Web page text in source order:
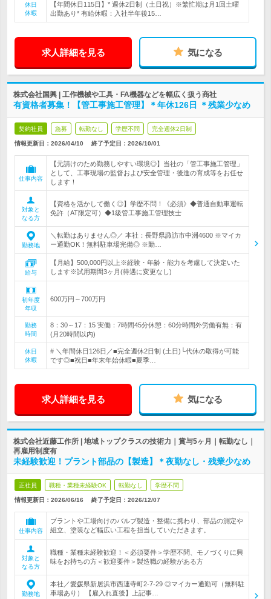
休日
休暇
【年間休日115日】* 週休2日制（土日祝）※繁忙期は月1回土曜
出勤あり* 有給休暇：入社半年後15…
求人詳細を見る 気になる
株式会社国興 | 工作機械や工具・FA機器などを幅広く扱う商社
有資格者募集！【管工事施工管理】＊年休126日 ＊残業少なめ
契約社員 急募 転勤なし 学歴不問 完全週休2日制
情報更新日：2026/04/10 終了予定日： 2026/10/01
仕事内容
【元請けのため勤務しやすい環境◎】当社の「管工事施工管理」
として、工事現場の監督および安全管理・後進の育成等をお任せ
します！
対象と
なる方
【資格を活かして働く◎】学歴不問！《必須》◆普通自動車運転
免許（AT限定可）◆1級管工事施工管理技士
勤務地
＼転勤はありません◎／ 本社：長野県諏訪市中洲4600 ※マイカ
ー通勤OK！無料駐車場完備◎ ※勤…
給与
【月給】500,000円以上※経験・年齢・能力を考慮して決定いた
します※試用期間3ヶ月(待遇に変更なし)
初年度
年収
600万円～700万円
勤務
時間
8：30～17：15 実働：7時間45分休憩：60分時間外労働有無：有
(月20時間以内)
休日
休暇
# ＼年間休日126日／■完全週休2日制 (土日)└代休の取得が可能
です◎■祝日■年末年始休暇■夏季…
求人詳細を見る 気になる
株式会社近藤工作所 | 地域トップクラスの技術力｜賞与5ヶ月｜転勤なし｜
再雇用制度有
未経験歓迎！プラント部品の【製造】＊夜勤なし・残業少なめ
正社員 職種・業種未経験OK 転勤なし 学歴不問
情報更新日：2026/06/16 終了予定日： 2026/12/07
仕事内容
プラントや工場向けのバルブ製造・整備に携わり、部品の測定や
組立、塗装など幅広い工程を担当していただきます。
対象と
なる方
職種・業種未経験歓迎！＜必須要件＞学歴不問、モノづくりに興
味をお持ちの方＜歓迎要件＞製造職の経験がある方
勤務地
本社／愛媛県新居浜市西連寺町2-7-29 ◎マイカー通勤可（無料駐
車場あり） 【雇入れ直後】上記事…